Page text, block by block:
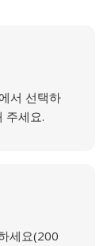
서 선택하
주세요.
세요(200